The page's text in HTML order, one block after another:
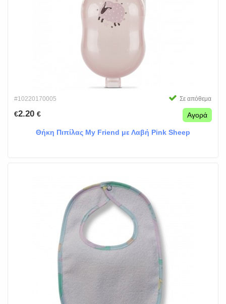
#10220170005 Σε απόθεμα
€2.20 € Αγορά
Θήκη Πιπίλας My Friend με Λαβή Pink Sheep